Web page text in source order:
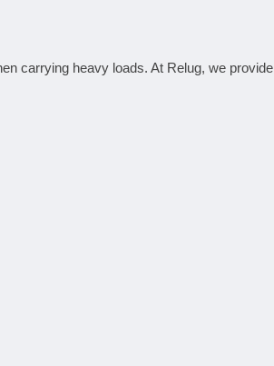
carrying heavy loads. At Relug, we provide